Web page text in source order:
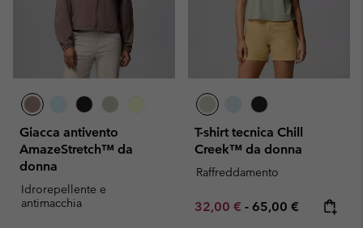
Giacca antivento
AmazeStretch™ da
donna
Idrorepellente e
antimacchia
T-shirt tecnica Chill
Creek™ da donna
Raffreddamento
Minimum sale price:
32,00 € - Maximum price:
65,00 €